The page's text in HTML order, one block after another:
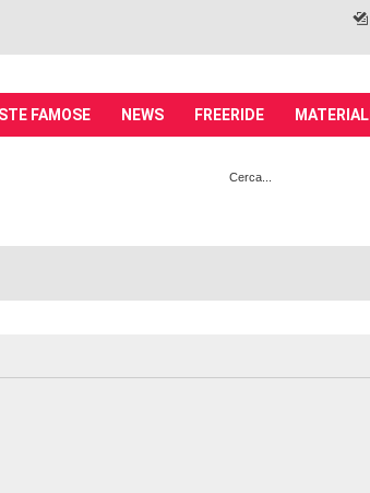
FAMOSE NEWS FREERIDE MATERIALI